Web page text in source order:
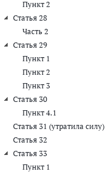
Пункт 2
Статья 28
Часть 2
Статья 29
Пункт 1
Пункт 2
Пункт 3
Статья 30
Пункт 4.1
Статья 31 (утратила силу)
Статья 32
Статья 33
Пункт 1